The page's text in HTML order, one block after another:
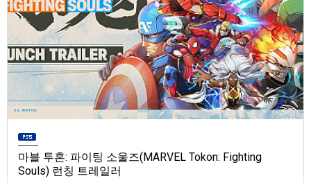
마블 투혼: 파이팅 소울즈(MARVEL Tokon: Fighting
Souls) 런칭 트레일러